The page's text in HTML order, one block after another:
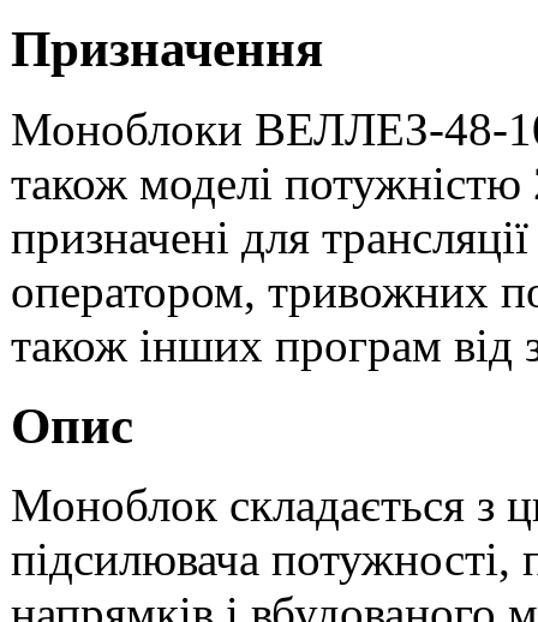
Призначення
Моноблоки ВЕЛЛЕЗ-48-
також моделі потужністю
призначені для
оператором, тривожних
також інших програм від
Опис
Моноблок складається з
підсилювача потужності,